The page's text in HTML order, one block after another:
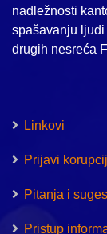
nadležnosti
spašavanju
drugih nesreća
Linkovi
Prijavi
Pitanja i
Pristup